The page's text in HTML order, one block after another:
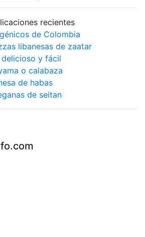
recientes
de Colombia
libanesas de zaatar
y fácil
o calabaza
de habas
de seitan